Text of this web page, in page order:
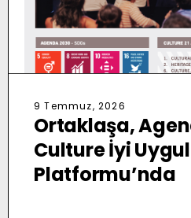
9 Temmuz, 2026
Ortaklaşa,
Culture İyi
Platformu’nda